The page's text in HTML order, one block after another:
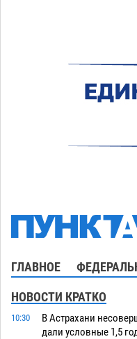
ГЛАВНОЕ
НОВОСТИ КРАТКО
10:30
В Астрахани
дали условные 1,5